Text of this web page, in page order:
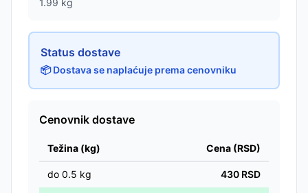
1.99 kg
Status dostave
📦 Dostava se naplaćuje prema cenovniku
Cenovnik dostave
Težina (kg) Cena (RSD)
do 0.5 kg 430 RSD